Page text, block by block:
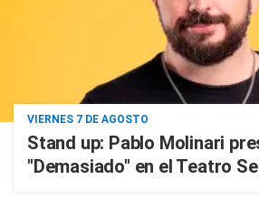
VIERNES 7 DE AGOSTO
Stand up: Pablo Molinari
"Demasiado" en el Teatro